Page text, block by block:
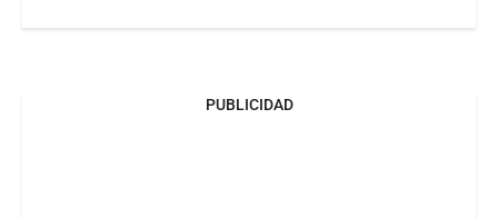
PUBLICIDAD